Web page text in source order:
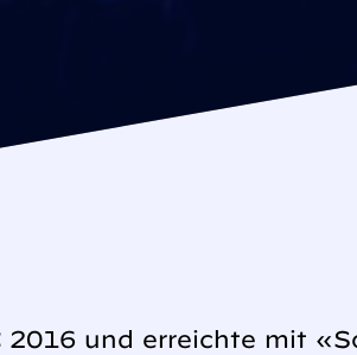
2016 und erreichte mit